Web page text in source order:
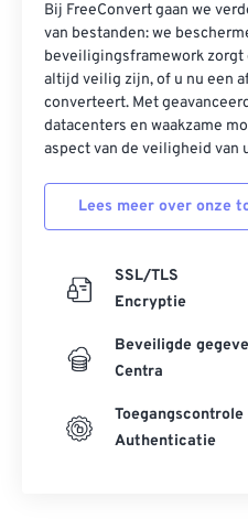
Bij FreeConvert gaan we
van bestanden: we
beveiligingsframework zorgt
altijd veilig zijn, of u nu een
converteert. Met
datacenters en waakzame
aspect van de veiligheid van
Lees meer over onze
SSL/TLS
Encryptie
Beveiligde
Centra
Toegangscontrole
Authenticatie